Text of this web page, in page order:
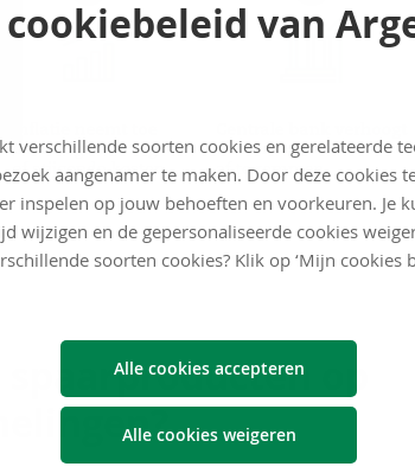
van
verschillende soorten cookies en gerelateerde
aangenamer te maken. Door deze cookies
inspelen op jouw behoeften en voorkeuren. Je
wijzigen en de gepersonaliseerde cookies
soorten cookies? Klik op ‘Mijn cookies
Alle cookies accepteren
Alle cookies weigeren
spaar­pro­duc­ten op